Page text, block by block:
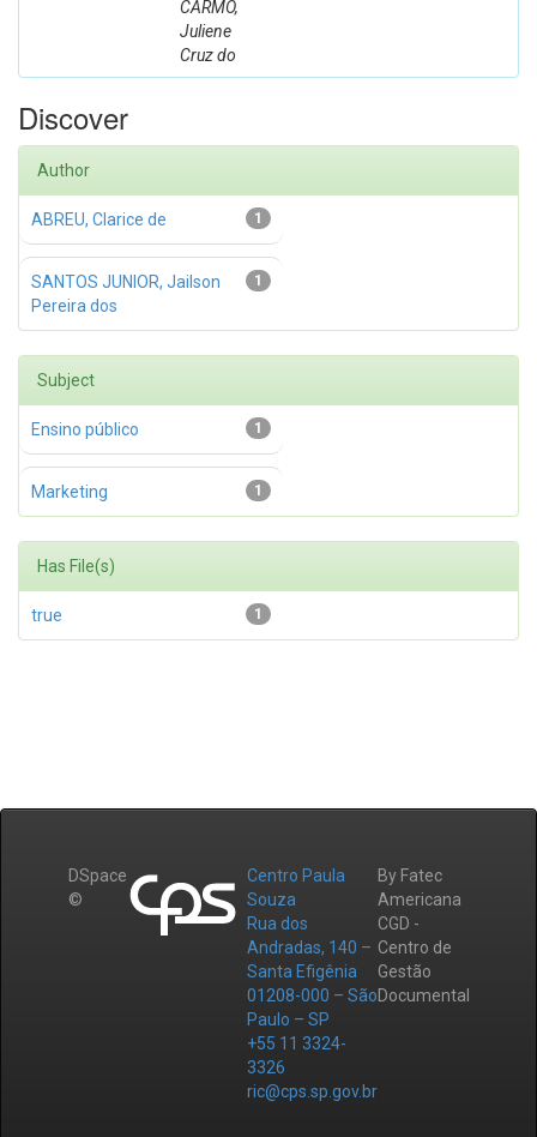
CARMO,
Juliene
Cruz do
Discover
Author
1
ABREU, Clarice de
1
SANTOS JUNIOR, Jailson
Pereira dos
Subject
1
Ensino público
1
Marketing
Has File(s)
1
true
DSpace
©
Centro Paula
Souza
Rua dos
Andradas, 140 –
Santa Efigênia
01208-000 – São
Paulo – SP
+55 11 3324-
3326
ric@cps.sp.gov.br
By Fatec
Americana
CGD -
Centro de
Gestão
Documental